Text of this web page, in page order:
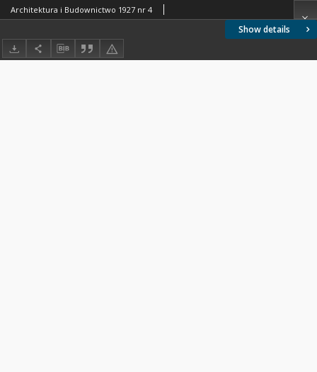
Show details
Architektura i Budownictwo 1927 nr 4